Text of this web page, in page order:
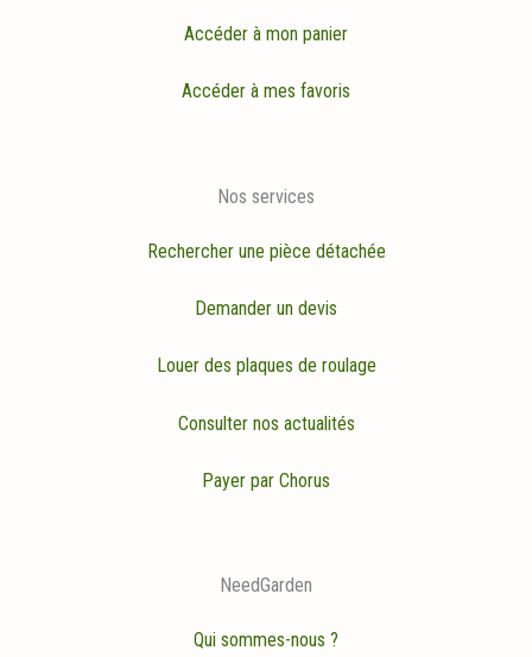
Accéder à mon panier
Accéder à mes favoris
Nos services
Rechercher une pièce détachée
Demander un devis
Louer des plaques de roulage
Consulter nos actualités
Payer par Chorus
NeedGarden
Qui sommes-nous ?